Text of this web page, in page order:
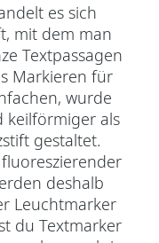
es sich
mit dem man
Textpassagen
Markieren für
wurde
keilförmiger als
gestaltet.
deshalb
Leuchtmarker
du Textmarker